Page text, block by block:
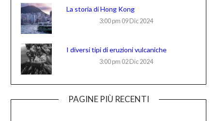
La storia di Hong Kong
3:00 pm 09 Dic 2024
I diversi tipi di eruzioni vulcaniche
3:00 pm 02 Dic 2024
PAGINE PIÙ RECENTI